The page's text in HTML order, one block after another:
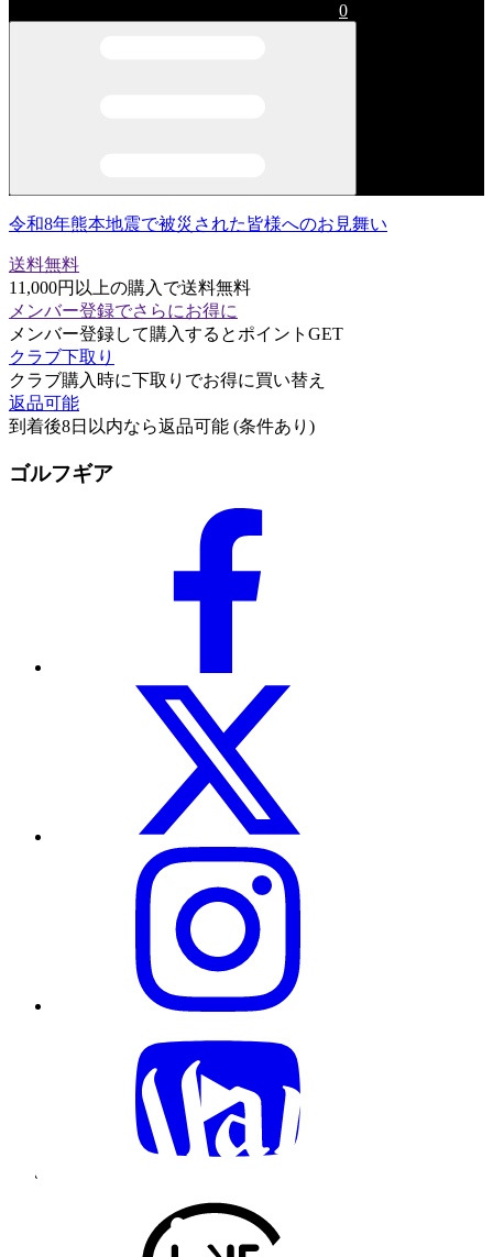
0
令和8年熊本地震で被災された皆様へのお見舞い
送料無料
11,000円以上の購入で送料無料
メンバー登録でさらにお得に
メンバー登録して購入するとポイントGET
クラブ下取り
クラブ購入時に下取りでお得に買い替え
返品可能
到着後8日以内なら返品可能 (条件あり)
ゴルフギア